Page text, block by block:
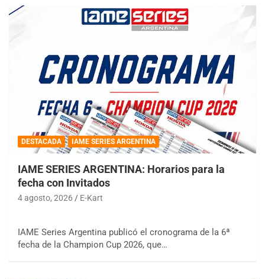
DESTACADA IAME SERIES ARGENTINA
IAME SERIES ARGENTINA: Horarios para la
fecha con Invitados
4 agosto, 2026 E-Kart
IAME Series Argentina publicó el cronograma de la 6ª
fecha de la Champion Cup 2026, que…